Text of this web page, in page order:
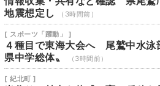
地震想定し
（3時間前）
[ スポーツ「躍動」 ]
４種目で東海大会へ 尾鷲中水
県中学総体〟
（3時間前）
[ 紀北町 ]